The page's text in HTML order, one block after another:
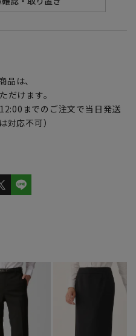
品は、
だけます。
までのご注文で当日発送
対応不可）